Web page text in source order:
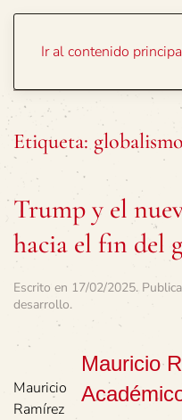
Ir al contenido
Etiqueta:
Trump y el
hacia el fin del
Escrito en 17/02/2025.
desarrollo.
Mauricio
Ramírez
Mauricio